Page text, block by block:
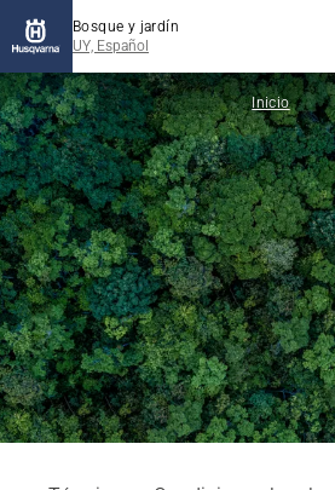
Bosque y jardín
UY, Español
Inicio